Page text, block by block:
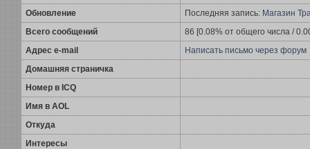
Обновление
Последняя запись: Магазин
Всего сообщений
86 [0.08% от общего числа /
Адрес e-mail
Написать письмо через форум
Домашняя страничка
Номер в ICQ
Имя в AOL
Откуда
Интересы